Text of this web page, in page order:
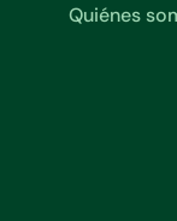
Quiénes